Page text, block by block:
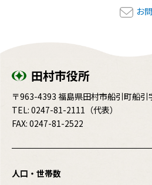
お
田村市役所
〒963-4393 福島県田村市船引町船引
TEL: 0247-81-2111 （代表）
FAX: 0247-81-2522
人口・世帯数